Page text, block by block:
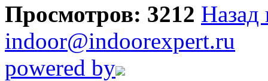
Просмотров: 3212 Назад
indoor@indoorexpert.ru
powered by